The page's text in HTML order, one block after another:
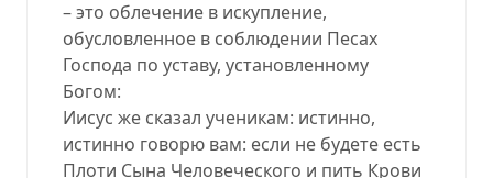
– это облечение в искупление,
обусловленное в соблюдении Песах
Господа по уставу, установленному
Богом:
Иисус же сказал ученикам: истинно,
истинно говорю вам: если не будете есть
Плоти Сына Человеческого и пить Крови